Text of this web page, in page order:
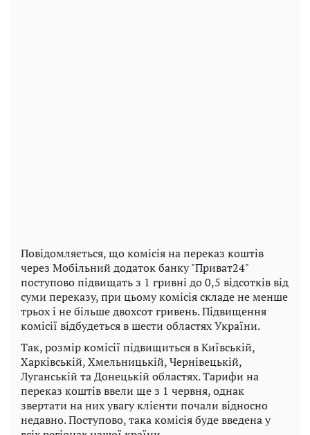
Повідомляється, що комісія на переказ коштів
через Мобільний додаток банку "Приват24"
поступово підвищать з 1 гривні до 0,5 відсотків від
суми переказу, при цьому комісія складе не менше
трьох і не більше двохсот гривень. Підвищення
комісії відбудеться в шести областях України.
Так, розмір комісії підвищиться в Київській,
Харківській, Хмельницькій, Чернівецькій,
Луганській та Донецькій областях. Тарифи на
переказ коштів ввели ще з 1 червня, однак
звертати на них увагу клієнти почали відносно
недавно. Поступово, така комісія буде введена у